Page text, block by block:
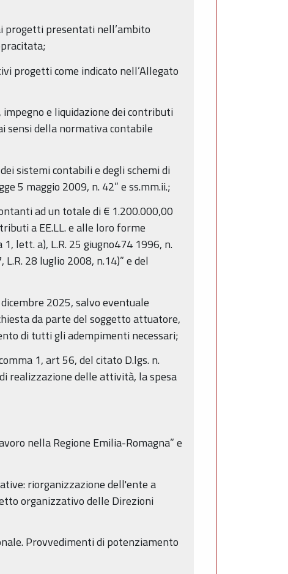
progetti presentati nell’ambito
progetti come indicato nell’Allegato
e liquidazione dei contributi
sensi della normativa contabile
sistemi contabili e degli schemi di
5 maggio 2009, n. 42” e ss.mm.ii.;
ad un totale di € 1.200.000,00
a EE.LL. e alle loro forme
lett. a), L.R. 25 giugno474 1996, n.
28 luglio 2008, n.14)” e del
2025, salvo eventuale
da parte del soggetto attuatore,
di tutti gli adempimenti necessari;
1, art 56, del citato D.lgs. n.
realizzazione delle attività, la spesa
nella Regione Emilia-Romagna” e
riorganizzazione dell'ente a
organizzativo delle Direzioni
Provvedimenti di potenziamento